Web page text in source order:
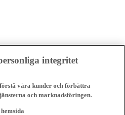
integritet
våra kunder och förbättra
och marknadsföringen.